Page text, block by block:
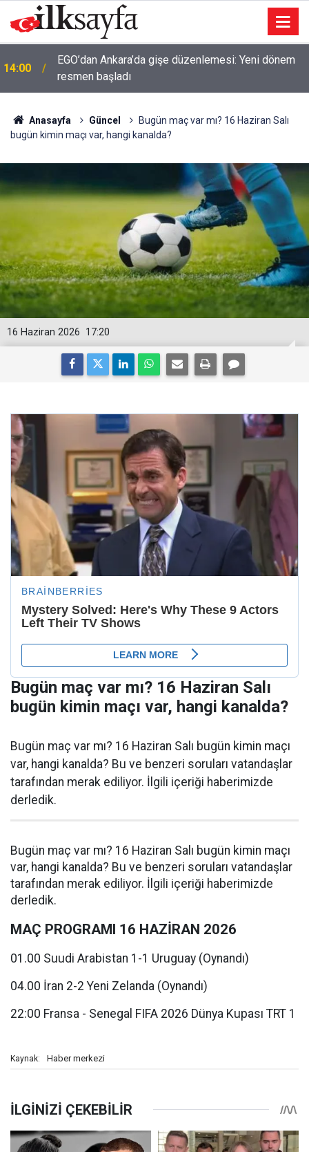
14:00
EGO’dan Ankara’da gişe düzenlemesi: Yeni dönem
resmen başladı
Anasayfa Güncel
Bugün maç var mı? 16 Haziran Salı
bugün kimin maçı var, hangi kanalda?
17:20
16 Haziran 2026
Bugün maç var mı? 16 Haziran Salı
bugün kimin maçı var, hangi kanalda?
Bugün maç var mı? 16 Haziran Salı bugün kimin maçı
var, hangi kanalda? Bu ve benzeri soruları vatandaşlar
tarafından merak ediliyor. İlgili içeriği haberimizde
derledik.
Bugün maç var mı? 16 Haziran Salı bugün kimin maçı
var, hangi kanalda? Bu ve benzeri soruları vatandaşlar
tarafından merak ediliyor. İlgili içeriği haberimizde
derledik.
MAÇ PROGRAMI 16 HAZİRAN 2026
01.00 Suudi Arabistan 1-1 Uruguay (Oynandı)
04.00 İran 2-2 Yeni Zelanda (Oynandı)
22:00 Fransa - Senegal FIFA 2026 Dünya Kupası TRT 1
Kaynak: Haber merkezi